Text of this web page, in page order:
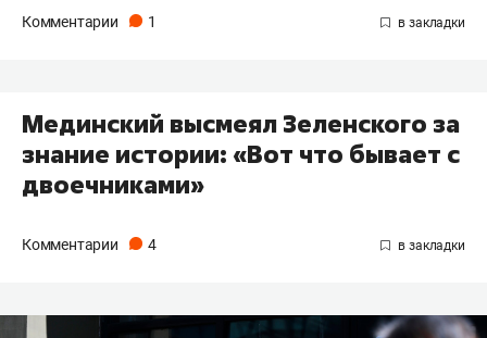
Комментарии 1
Мединский высмеял Зеленского за
знание истории: «Вот что бывает с
двоечниками»
Комментарии 4